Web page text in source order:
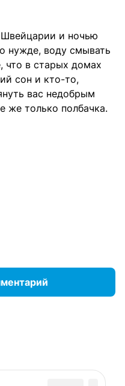
и ночью
нужде, воду смывать
что в старых домах
сон и кто-то,
вас недобрым
же только полбачка.